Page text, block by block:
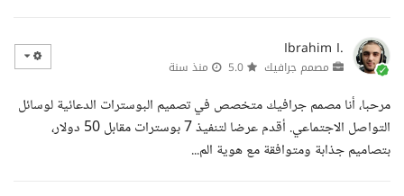
Ibrahim I.
مصمم جرافيك منذ سنة
مرحبا، أنا مصمم جرافيك متخصص في تصميم البوسترات الدعائية لوسائل
التواصل الاجتماعي. أقدم عرضا لتنفيذ 7 بوسترات مقابل 50 دولار،
بتصاميم جذابة ومتوافقة مع هوية الم...